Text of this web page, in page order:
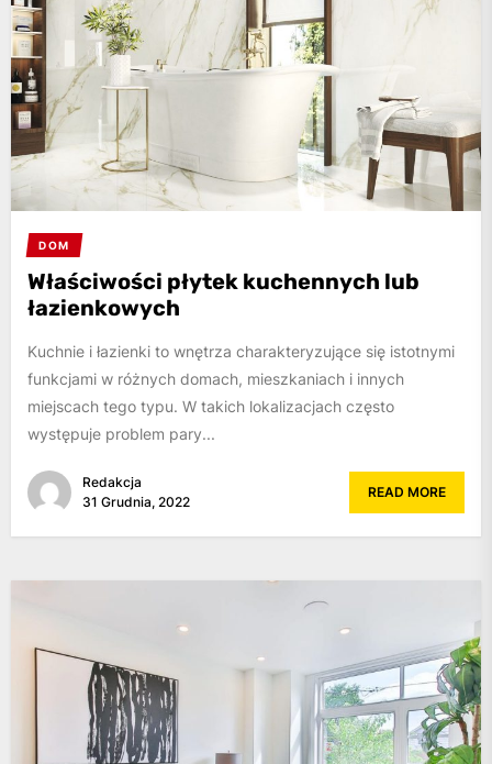
DOM
Właściwości płytek kuchennych lub
łazienkowych
Kuchnie i łazienki to wnętrza charakteryzujące się istotnymi
funkcjami w różnych domach, mieszkaniach i innych
miejscach tego typu. W takich lokalizacjach często
występuje problem pary...
Redakcja
31 Grudnia, 2022
READ MORE